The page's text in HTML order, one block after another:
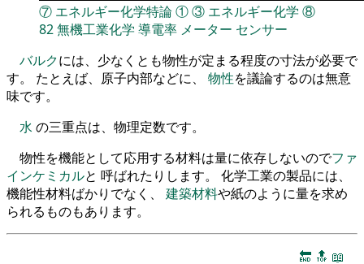
⑦ エネルギー化学特論①③ エネルギー化学 ⑧
82無機工業化学 導電率 メーター センサー
バルクには、少なくとも物性が定まる程度の寸法が必要で
す。 たとえば、原子内部などに、 物性を議論するのは無意
味です。
水 の三重点は、物理定数です。
物性を機能として応用する材料は量に依存しないのでファ
インケミカルと 呼ばれたりします。 化学工業の製品には、
機能性材料ばかりでなく、 建築材料や紙のように量を求め
られるものもあります。
🔚 🔝 📖